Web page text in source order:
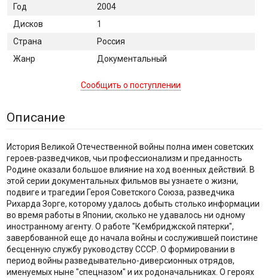
Год
2004
Дисков
1
Страна
Россия
Жанр
Документальный
Сообщить о поступлении
Описание
История Великой Отечественной войны полна имен советских
героев-разведчиков, чьи профессионализм и преданность
Родине оказали большое влияние на ход военных действий. В
этой серии документальных фильмов вы узнаете о жизни,
подвиге и трагедии Героя Советского Союза, разведчика
Рихарда Зорге, которому удалось добыть столько информации
во время работы в Японии, сколько не удавалось ни одному
иностранному агенту. О работе "Кембриджской пятерки",
завербованной еще до начала войны и сослужившей поистине
бесценную службу руководству СССР. О формировании в
период войны разведывательно-диверсионных отрядов,
именуемых ныне "спецназом" и их родоначальниках. О героях